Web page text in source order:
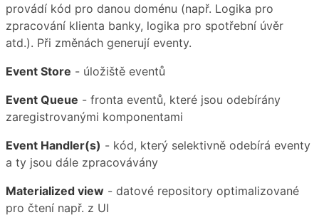
provádí kód pro danou doménu (např. Logika pro
zpracování klienta banky, logika pro spotřební úvěr
atd.). Při změnách generují eventy.
Event Store - úložiště eventů
Event Queue - fronta eventů, které jsou odebírány
zaregistrovanými komponentami
Event Handler(s) - kód, který selektivně odebírá eventy
a ty jsou dále zpracovávány
Materialized view - datové repository optimalizované
pro čtení např. z UI